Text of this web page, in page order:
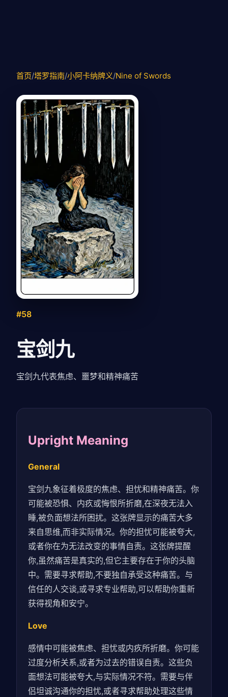
首页/塔罗指南/小阿卡纳牌义/Nine of Swords
#58
宝剑九
宝剑九代表焦虑、噩梦和精神痛苦
Upright Meaning
General
宝剑九象征着极度的焦虑、担忧和精神痛苦。你
可能被恐惧、内疚或悔恨所折磨,在深夜无法入
睡,被负面想法所困扰。这张牌显示的痛苦大多
来自思维,而非实际情况。你的担忧可能被夸大,
或者你在为无法改变的事情自责。这张牌提醒
你,虽然痛苦是真实的,但它主要存在于你的头脑
中。需要寻求帮助,不要独自承受这种痛苦。与
信任的人交谈,或寻求专业帮助,可以帮助你重新
获得视角和安宁。
Love
感情中可能被焦虑、担忧或内疚所折磨。你可能
过度分析关系,或者为过去的错误自责。这些负
面想法可能被夸大,与实际情况不符。需要与伴
侣坦诚沟通你的担忧,或者寻求帮助处理这些情